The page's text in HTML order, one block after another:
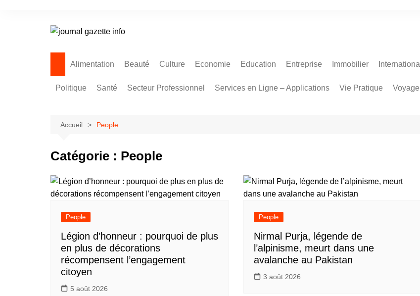
Alimentation Beauté Culture Economie Education Entreprise Immobilier International
Politique Santé Secteur Professionnel Services en Ligne – Applications Vie Pratique Voyage
Accueil People
Catégorie : People
People
Légion d’honneur : pourquoi de plus
en plus de décorations
récompensent l’engagement
citoyen
5 août 2026
People
Nirmal Purja, légende de
l’alpinisme, meurt dans une
avalanche au Pakistan
3 août 2026